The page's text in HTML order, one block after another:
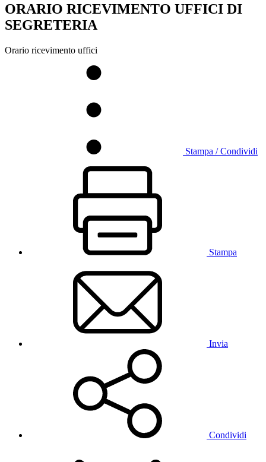
ORARIO RICEVIMENTO UFFICI DI
SEGRETERIA
Orario ricevimento uffici
Stampa / Condividi
Stampa
Invia
Condividi